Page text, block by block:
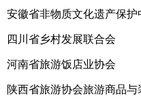
安徽省非物质文化遗产保护
四川省乡村发展联合会
河南省旅游饭店业协会
陕西省旅游协会旅游商品